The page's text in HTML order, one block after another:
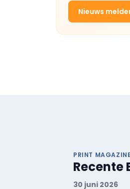
Nieuws
PRINT MAGAZINE
Recente
30 juni 2026